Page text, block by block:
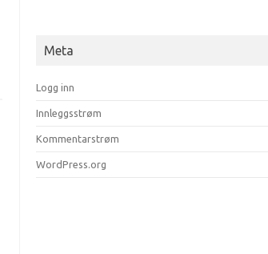
Meta
Logg inn
Innleggsstrøm
Kommentarstrøm
WordPress.org